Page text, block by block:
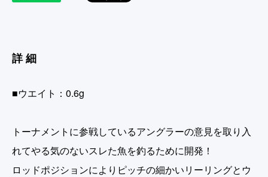
詳細
■ウエイト：0.6g
トーナメントに参戦しているアングラーの意見を取り入
れてやる気のないスレた魚を釣るために開発！
ロッドポジションによりピッチの細かいリーリングとウ